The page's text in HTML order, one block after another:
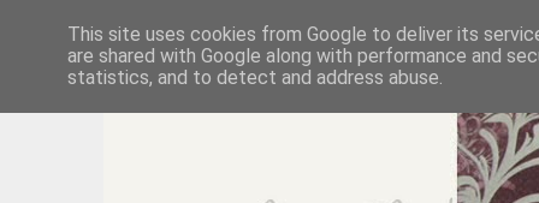
This site uses cookies from Google to deliver its
are shared with Google along with performance and
statistics, and to detect and address abuse.